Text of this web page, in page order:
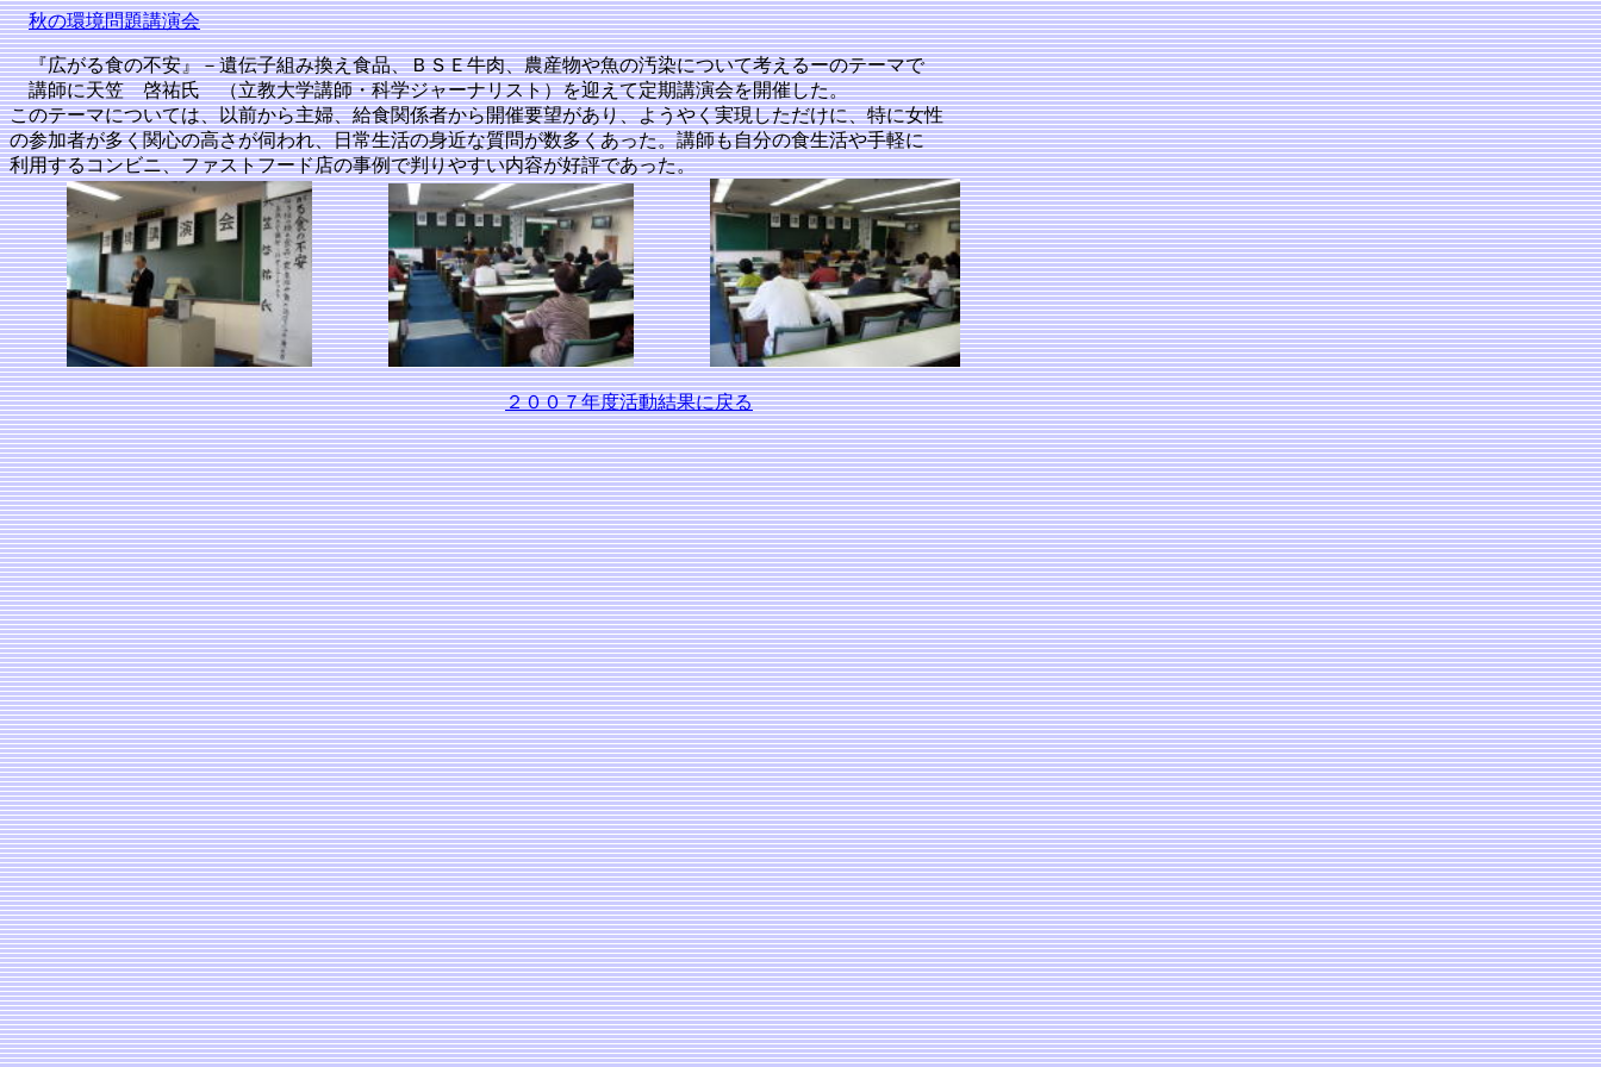
秋の環境問題講演会
『広がる食の不安』－遺伝子組み換え食品、ＢＳＥ牛肉、農産物や魚の汚染について考えるーのテーマで
講師に天笠 啓祐氏 （立教大学講師・科学ジャーナリスト）を迎えて定期講演会を開催した。
このテーマについては、以前から主婦、給食関係者から開催要望があり、ようやく実現しただけに、特に女性
の参加者が多く関心の高さが伺われ、日常生活の身近な質問が数多くあった。講師も自分の食生活や手軽に
利用するコンビニ、ファストフード店の事例で判りやすい内容が好評であった。
２００７年度活動結果に戻る